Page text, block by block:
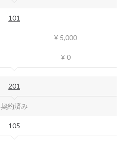
101
¥ 5,000
¥ 0
201
契約済み
105